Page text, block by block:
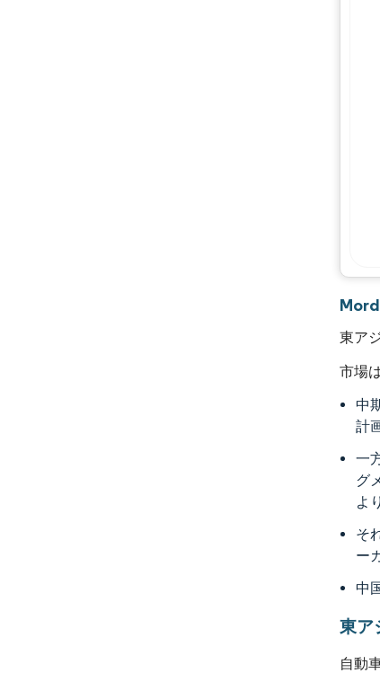
東ア
市場
中
計
一
グ
よ
そ
ー
中
東ア
自動